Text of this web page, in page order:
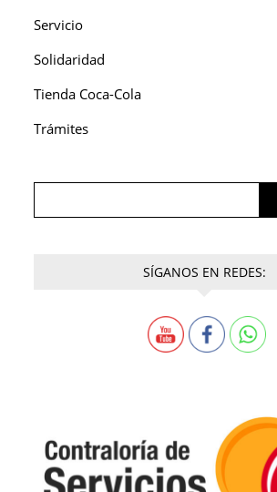
Servicio
Solidaridad
Tienda Coca-Cola
Trámites
SÍGANOS EN REDES: